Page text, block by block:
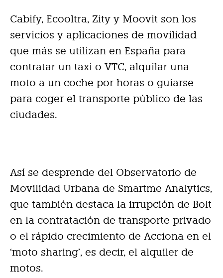
Cabify, Ecooltra, Zity y Moovit son los
servicios y aplicaciones de movilidad
que más se utilizan en España para
contratar un taxi o VTC, alquilar una
moto a un coche por horas o guiarse
para coger el transporte público de las
ciudades.
Así se desprende del Observatorio de
Movilidad Urbana de Smartme Analytics,
que también destaca la irrupción de Bolt
en la contratación de transporte privado
o el rápido crecimiento de Acciona en el
‘moto sharing’, es decir, el alquiler de
motos.